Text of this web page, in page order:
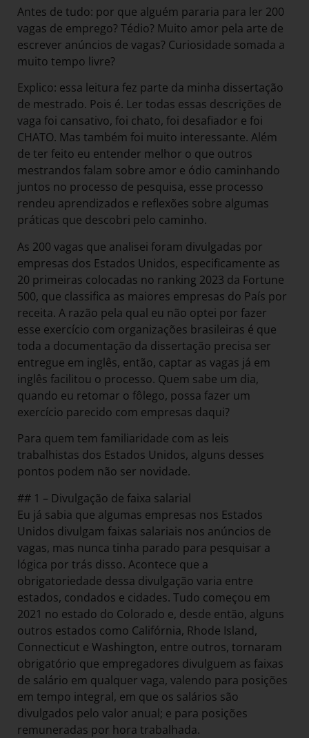
Antes de tudo: por que alguém pararia para ler 200
vagas de emprego? Tédio? Muito amor pela arte de
escrever anúncios de vagas? Curiosidade somada a
muito tempo livre?
Explico: essa leitura fez parte da minha dissertação
de mestrado. Pois é. Ler todas essas descrições de
vaga foi cansativo, foi chato, foi desafiador e foi
CHATO. Mas também foi muito interessante. Além
de ter feito eu entender melhor o que outros
mestrandos falam sobre amor e ódio caminhando
juntos no processo de pesquisa, esse processo
rendeu aprendizados e reflexões sobre algumas
práticas que descobri pelo caminho.
As 200 vagas que analisei foram divulgadas por
empresas dos Estados Unidos, especificamente as
20 primeiras colocadas no ranking 2023 da Fortune
500, que classifica as maiores empresas do País por
receita. A razão pela qual eu não optei por fazer
esse exercício com organizações brasileiras é que
toda a documentação da dissertação precisa ser
entregue em inglês, então, captar as vagas já em
inglês facilitou o processo. Quem sabe um dia,
quando eu retomar o fôlego, possa fazer um
exercício parecido com empresas daqui?
Para quem tem familiaridade com as leis
trabalhistas dos Estados Unidos, alguns desses
pontos podem não ser novidade.
## 1 – Divulgação de faixa salarial
Eu já sabia que algumas empresas nos Estados
Unidos divulgam faixas salariais nos anúncios de
vagas, mas nunca tinha parado para pesquisar a
lógica por trás disso. Acontece que a
obrigatoriedade dessa divulgação varia entre
estados, condados e cidades. Tudo começou em
2021 no estado do Colorado e, desde então, alguns
outros estados como Califórnia, Rhode Island,
Connecticut e Washington, entre outros, tornaram
obrigatório que empregadores divulguem as faixas
de salário em qualquer vaga, valendo para posições
em tempo integral, em que os salários são
divulgados pelo valor anual; e para posições
remuneradas por hora trabalhada.